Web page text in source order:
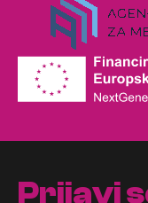
Prijavi